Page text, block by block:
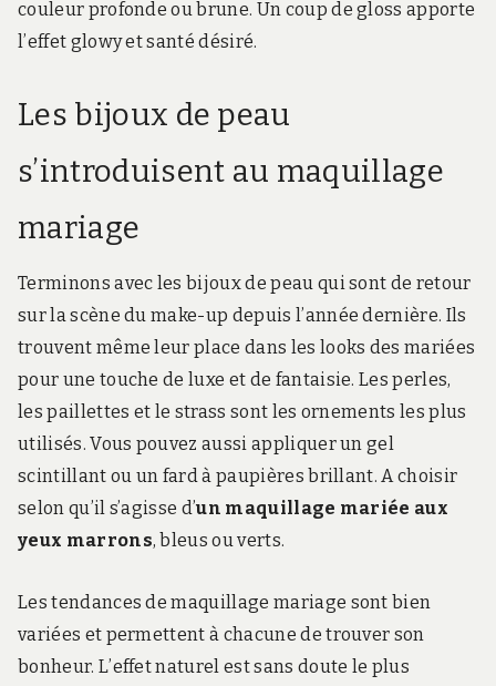
couleur profonde ou brune. Un coup de gloss apporte
l’effet glowy et santé désiré.
Les bijoux de peau
s’introduisent au maquillage
mariage
Terminons avec les bijoux de peau qui sont de retour
sur la scène du make-up depuis l’année dernière. Ils
trouvent même leur place dans les looks des mariées
pour une touche de luxe et de fantaisie. Les perles,
les paillettes et le strass sont les ornements les plus
utilisés. Vous pouvez aussi appliquer un gel
scintillant ou un fard à paupières brillant. A choisir
selon qu’il s’agisse d’un maquillage mariée aux
yeux marrons, bleus ou verts.
Les tendances de maquillage mariage sont bien
variées et permettent à chacune de trouver son
bonheur. L’effet naturel est sans doute le plus